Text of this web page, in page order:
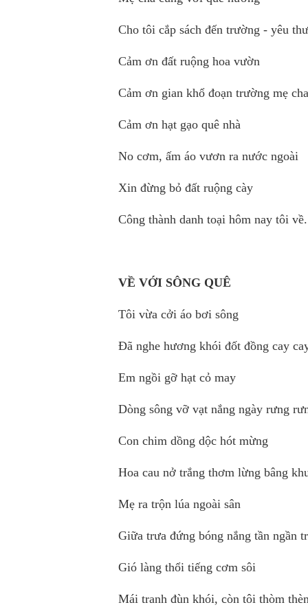
Cho tôi cắp sách đến trường - yêu
Cảm ơn đất ruộng hoa vườn
Cảm ơn gian khổ đoạn trường mẹ cha
Cảm ơn hạt gạo quê nhà
No cơm, ấm áo vươn ra nước ngoài
Xin đừng bỏ đất ruộng cày
Công thành danh toại hôm nay tôi về.
VỀ VỚI SÔNG QUÊ
Tôi vừa cởi áo bơi sông
Đã nghe hương khói đốt đồng cay
Em ngồi gỡ hạt cỏ may
Dòng sông vỡ vạt nắng ngày rưng
Con chim dồng dộc hót mừng
Hoa cau nở trắng thơm lừng bâng
Mẹ ra trộn lúa ngoài sân
Giữa trưa đứng bóng nắng tần ngần
Gió làng thổi tiếng cơm sôi
Mái tranh đùn khói, còn tôi thòm